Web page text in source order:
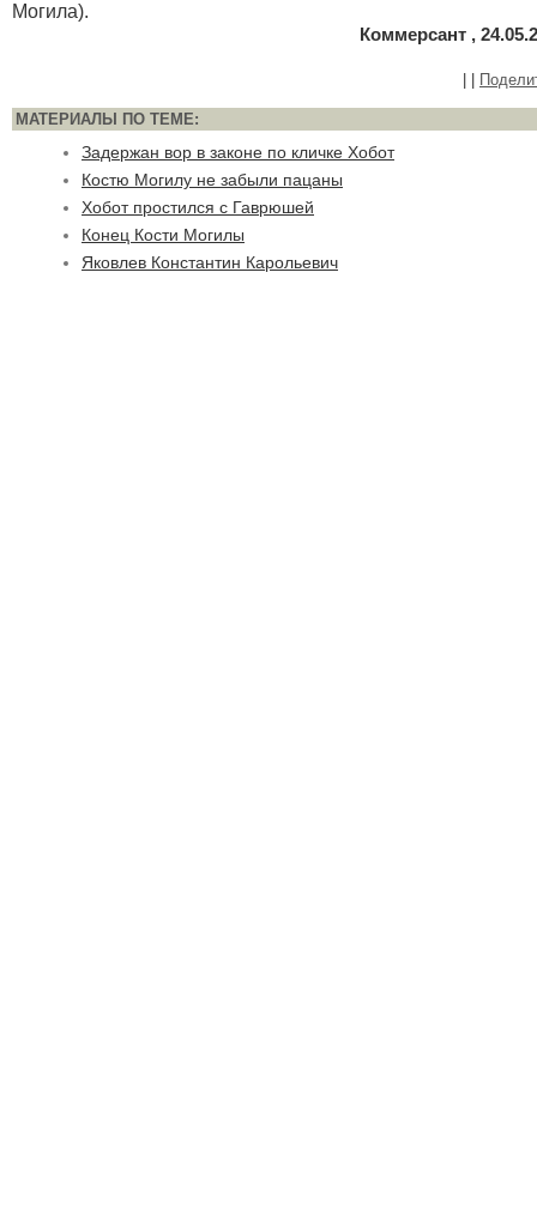
Могила).
Коммерсант ,
МАТЕРИАЛЫ ПО ТЕМЕ:
Задержан вор в законе по кличке Хобот
Костю Могилу не забыли пацаны
Хобот простился с Гаврюшей
Конец Кости Могилы
Яковлев Константин Карольевич